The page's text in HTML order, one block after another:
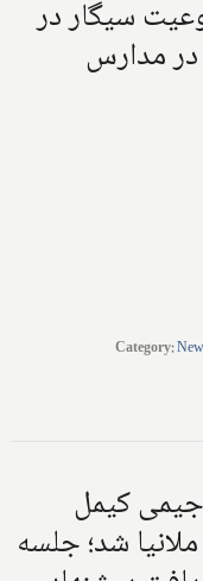
سیگار در
در مدارس
Category:
کیمل
شد؛ جلسه